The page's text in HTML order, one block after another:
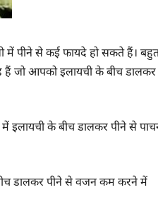
में पीने से कई फायदे हो सकते हैं।
हैं जो आपको इलायची के बीच डालकर
में इलायची के बीच डालकर पीने से
डालकर पीने से वजन कम करने में